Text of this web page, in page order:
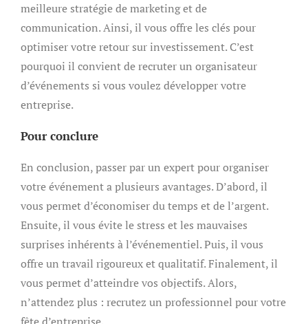
meilleure stratégie de marketing et de
communication. Ainsi, il vous offre les clés pour
optimiser votre retour sur investissement. C’est
pourquoi il convient de recruter un organisateur
d’événements si vous voulez développer votre
entreprise.
Pour conclure
En conclusion, passer par un expert pour organiser
votre événement a plusieurs avantages. D’abord, il
vous permet d’économiser du temps et de l’argent.
Ensuite, il vous évite le stress et les mauvaises
surprises inhérents à l’événementiel. Puis, il vous
offre un travail rigoureux et qualitatif. Finalement, il
vous permet d’atteindre vos objectifs. Alors,
n’attendez plus : recrutez un professionnel pour votre